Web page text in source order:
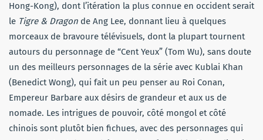
Hong-Kong), dont l’itération la plus connue en occident serait
le Tigre & Dragon de Ang Lee, donnant lieu à quelques
morceaux de bravoure télévisuels, dont la plupart tournent
autours du personnage de “Cent Yeux” (Tom Wu), sans doute
un des meilleurs personnages de la série avec Kublai Khan
(Benedict Wong), qui fait un peu penser au Roi Conan,
Empereur Barbare aux désirs de grandeur et aux us de
nomade. Les intrigues de pouvoir, côté mongol et côté
chinois sont plutôt bien fichues, avec des personnages qui